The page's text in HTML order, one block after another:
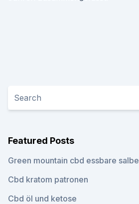
Featured Posts
Green mountain cbd essbare salbe
Cbd kratom patronen
Cbd öl und ketose